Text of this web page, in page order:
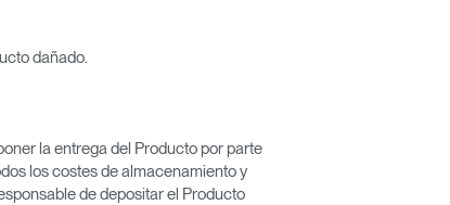
dañado.
la entrega del Producto por parte
los costes de almacenamiento y
de depositar el Producto